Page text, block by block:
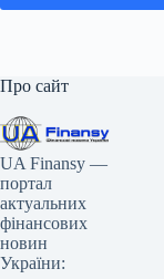
Про сайт
UA Finansy —
портал
актуальних
фінансових
новин
України: